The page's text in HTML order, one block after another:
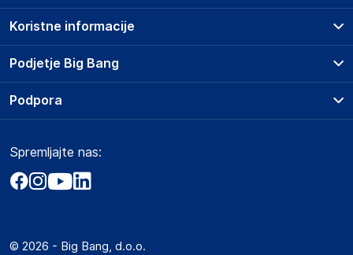
Podjetje Big Bang
O podjetju
Obvestila za javnost
Akt o digitalnih storitvah
Marketplace za partnerje
Koristne informacije
Prodajna mesta
Storitve
Dostava, vnos in odvoz
Zavarovanje izdelkov
Podpora
Marketplace
Kako oddati naročilo?
Spremljajte nas:
© 2026 - Big Bang, d.o.o.